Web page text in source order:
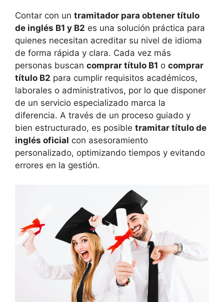
Contar con un tramitador para obtener título
de inglés B1 y B2 es una solución práctica para
quienes necesitan acreditar su nivel de idioma
de forma rápida y clara. Cada vez más
personas buscan comprar título B1 o comprar
título B2 para cumplir requisitos académicos,
laborales o administrativos, por lo que disponer
de un servicio especializado marca la
diferencia. A través de un proceso guiado y
bien estructurado, es posible tramitar título de
inglés oficial con asesoramiento
personalizado, optimizando tiempos y evitando
errores en la gestión.